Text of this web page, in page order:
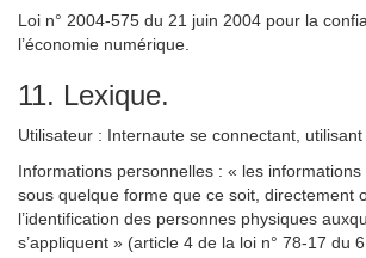
Loi n° 2004-575 du 21 juin 2004 pour la
l’économie numérique.
11. Lexique.
Utilisateur : Internaute se connectant, utilisant
Informations personnelles : « les informations
sous quelque forme que ce soit, directement
l’identification des personnes physiques
s’appliquent » (article 4 de la loi n° 78-17 du